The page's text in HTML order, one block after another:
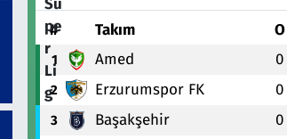
# Takım O
1 Amed 0
2 Erzurumspor FK 0
3 Başakşehir 0